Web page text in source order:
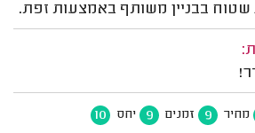
שטוח בבניין משותף באמצעות זפת.
מחיר 9 זמנים 9 יחס 10